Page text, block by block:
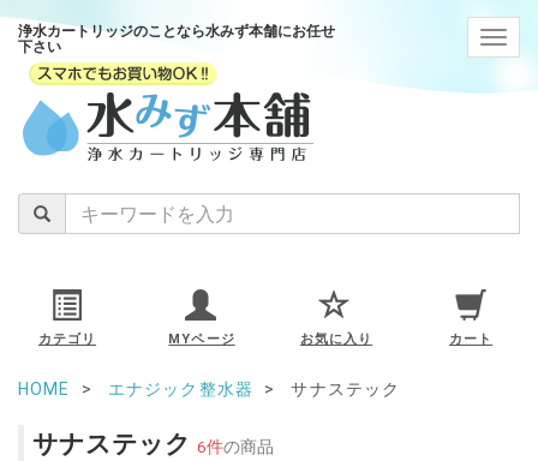
浄水カートリッジのことなら水みず本舗にお任せ
下さい
カテゴリ MYページ お気に入り カート
HOME エナジック整水器 サナステック
サナステック 6件の商品